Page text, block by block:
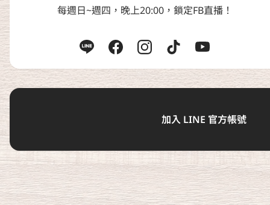
每週日~週四，晚上20:00，鎖定FB直播！
加入 LINE 官方帳號
使用外部連結，加入社群✨
Line鐵粉群
【正港台灣味】點我前往官網👆
【極品黃金蝦】點擊加入官網下單👆